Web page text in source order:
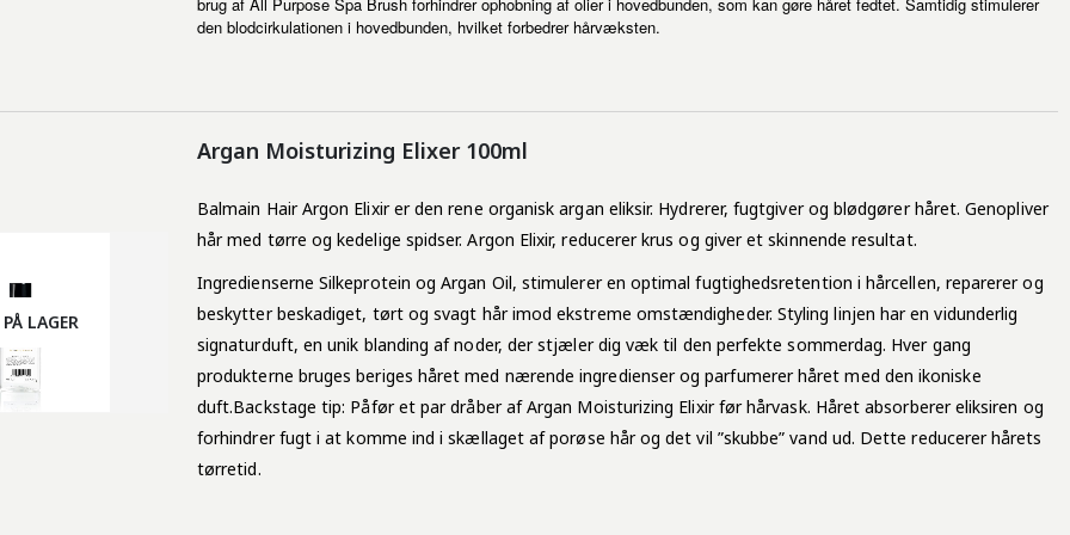
den blodcirkulationen i hovedbunden, hvilket forbedrer hårvæksten.
LAGER
Argan Moisturizing Elixer 100ml
Balmain Hair Argon Elixir er den rene organisk argan eliksir. Hydrerer, fugtgiver og blødgører håret. Genopliver
hår med tørre og kedelige spidser. Argon Elixir, reducerer krus og giver et skinnende resultat.
Ingredienserne Silkeprotein og Argan Oil, stimulerer en optimal fugtighedsretention i hårcellen, reparerer og
beskytter beskadiget, tørt og svagt hår imod ekstreme omstændigheder. Styling linjen har en vidunderlig
signaturduft, en unik blanding af noder, der stjæler dig væk til den perfekte sommerdag. Hver gang
produkterne bruges beriges håret med nærende ingredienser og parfumerer håret med den ikoniske
duft.Backstage tip: Påfør et par dråber af Argan Moisturizing Elixir før hårvask. Håret absorberer eliksiren og
forhindrer fugt i at komme ind i skællaget af porøse hår og det vil ”skubbe” vand ud. Dette reducerer hårets
tørretid.